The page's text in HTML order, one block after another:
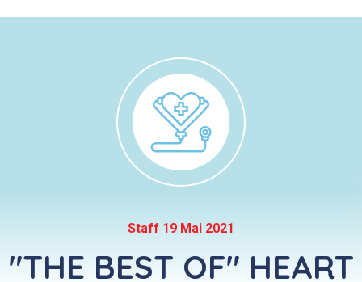
Staff 19 Mai 2021
"THE BEST OF" HEART